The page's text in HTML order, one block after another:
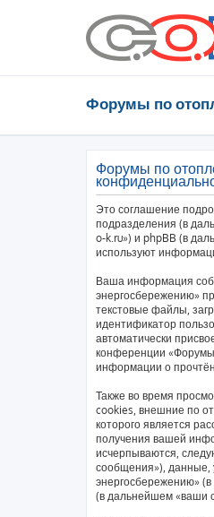
Форумы по
Форумы по
Это соглашение
подразделения (в
o-k.ru») и phpBB (в
используют
Ваша информация
энергосбережению»
текстовые файлы,
идентификатор
автоматически
конференции «Форумы
информации о
Также во время
cookies, внешние по
которого является
получения вашей
исчерпываются,
сообщения»), данные,
энергосбережению»
(в дальнейшем «ваши